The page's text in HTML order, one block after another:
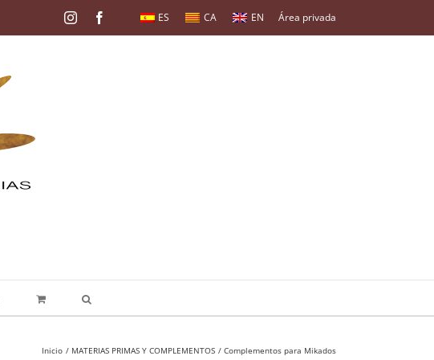
InstagramFacebook ES CA EN Área privada
Inicio MATERIAS PRIMAS Y COMPLEMENTOS Complementos para Mikados